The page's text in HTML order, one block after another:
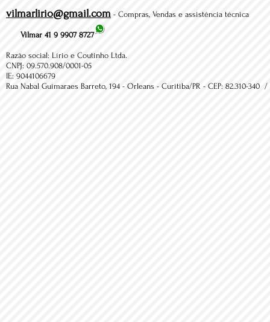
vilmarlirio@gmail.com - Compras, Vendas e assistência técnica
Vilmar 41 9 9907 8727
Razão social: Lírio e Coutinho Ltda.
CNPJ: 09.570.908/0001-05
IE: 9044106679
Rua Nabal Guimaraes Barreto, 194 - Orleans - Curitiba/PR - CEP: 82.310-340